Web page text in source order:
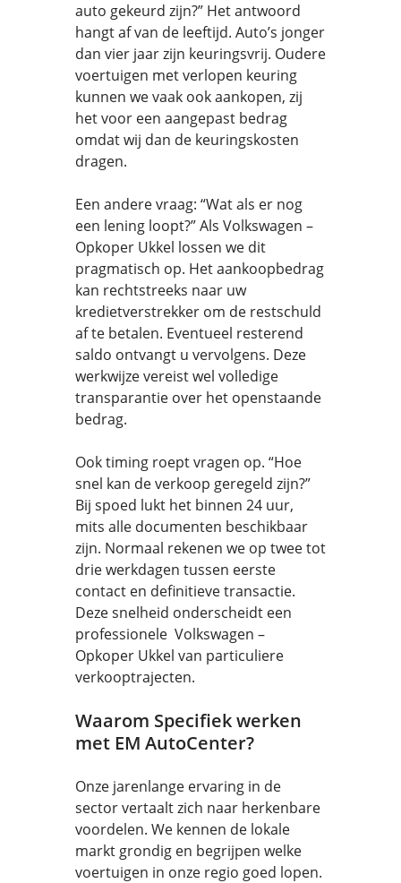
auto gekeurd zijn?” Het antwoord
hangt af van de leeftijd. Auto’s jonger
dan vier jaar zijn keuringsvrij. Oudere
voertuigen met verlopen keuring
kunnen we vaak ook aankopen, zij
het voor een aangepast bedrag
omdat wij dan de keuringskosten
dragen.
Een andere vraag: “Wat als er nog
een lening loopt?” Als Volkswagen –
Opkoper Ukkel lossen we dit
pragmatisch op. Het aankoopbedrag
kan rechtstreeks naar uw
kredietverstrekker om de restschuld
af te betalen. Eventueel resterend
saldo ontvangt u vervolgens. Deze
werkwijze vereist wel volledige
transparantie over het openstaande
bedrag.
Ook timing roept vragen op. “Hoe
snel kan de verkoop geregeld zijn?”
Bij spoed lukt het binnen 24 uur,
mits alle documenten beschikbaar
zijn. Normaal rekenen we op twee tot
drie werkdagen tussen eerste
contact en definitieve transactie.
Deze snelheid onderscheidt een
professionele Volkswagen –
Opkoper Ukkel van particuliere
verkooptrajecten.
Waarom Specifiek werken
met EM AutoCenter?
Onze jarenlange ervaring in de
sector vertaalt zich naar herkenbare
voordelen. We kennen de lokale
markt grondig en begrijpen welke
voertuigen in onze regio goed lopen.